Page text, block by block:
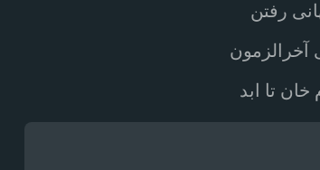
رفتن
آخرالزمون
خان تا ابد